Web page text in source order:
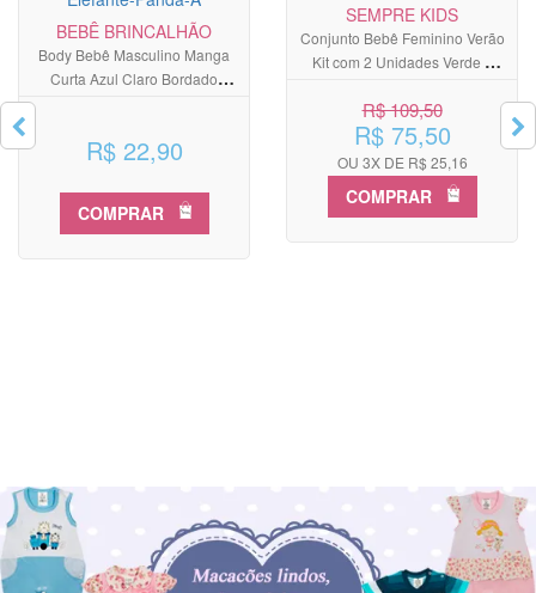
BEBÊ BRINCALHÃO
Body Bebê Masculino Manga
Curta Azul Claro Bordado
R$ 22,90
COMPRAR
SEMPRE KIDS
Conjunto Bebê Feminino Verão
Kit com 2 Unidades Verde e
R$ 109,50
R$ 75,50
OU 3X DE R$ 25,16
COMPRAR